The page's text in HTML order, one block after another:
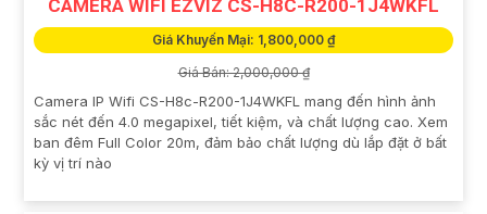
CAMERA WIFI EZVIZ CS-H8C-R200-1J4WKFL
Giá Khuyến Mại: 1,800,000 ₫
Giá Bán: 2,000,000 ₫
Camera IP Wifi CS-H8c-R200-1J4WKFL mang đến hình ảnh
sắc nét đến 4.0 megapixel, tiết kiệm, và chất lượng cao. Xem
ban đêm Full Color 20m, đảm bảo chất lượng dù lắp đặt ở bất
kỳ vị trí nào